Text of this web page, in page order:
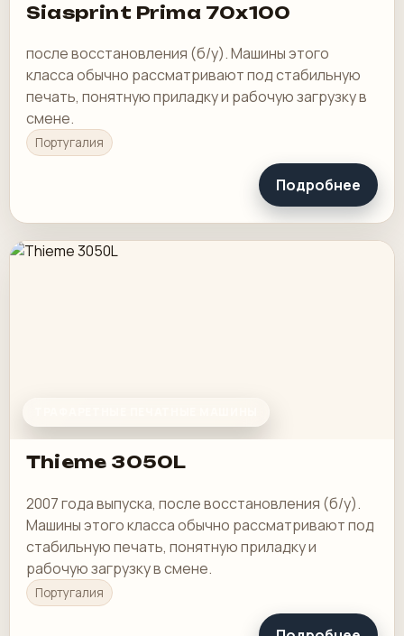
Siasprint Prima 70x100
после восстановления (б/у). Машины этого
класса обычно рассматривают под стабильную
печать, понятную приладку и рабочую загрузку в
смене.
Португалия
Подробнее
Thieme 3050L
2007 года выпуска, после восстановления (б/у).
Машины этого класса обычно рассматривают под
стабильную печать, понятную приладку и
рабочую загрузку в смене.
Португалия